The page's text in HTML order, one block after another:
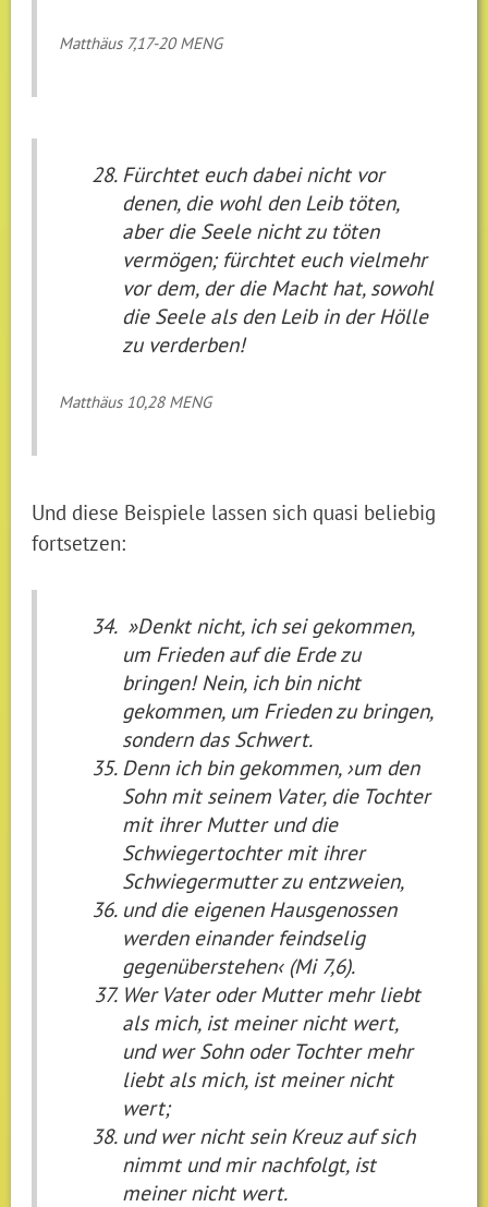
Matthäus 7,17-20 MENG
Fürchtet euch dabei nicht vor
denen, die wohl den Leib töten,
aber die Seele nicht zu töten
vermögen; fürchtet euch vielmehr
vor dem, der die Macht hat, sowohl
die Seele als den Leib in der Hölle
zu verderben!
Matthäus 10,28 MENG
Und diese Beispiele lassen sich quasi beliebig
fortsetzen:
»Denkt nicht, ich sei gekommen,
um Frieden auf die Erde zu
bringen! Nein, ich bin nicht
gekommen, um Frieden zu bringen,
sondern das Schwert.
Denn ich bin gekommen, ›um den
Sohn mit seinem Vater, die Tochter
mit ihrer Mutter und die
Schwiegertochter mit ihrer
Schwiegermutter zu entzweien,
und die eigenen Hausgenossen
werden einander feindselig
gegenüberstehen‹ (Mi 7,6).
Wer Vater oder Mutter mehr liebt
als mich, ist meiner nicht wert,
und wer Sohn oder Tochter mehr
liebt als mich, ist meiner nicht
wert;
und wer nicht sein Kreuz auf sich
nimmt und mir nachfolgt, ist
meiner nicht wert.